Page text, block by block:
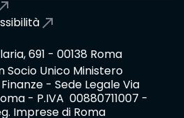
691 - 00138 Roma
Socio Unico Ministero
- Sede Legale Via
- P.IVA 00880711007 -
Imprese di Roma